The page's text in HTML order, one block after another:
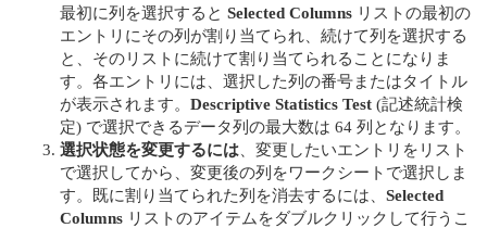
最初に列を選択すると Selected Columns リストの最初の
エントリにその列が割り当てられ、続けて列を選択する
と、そのリストに続けて割り当てられることになりま
す。各エントリには、選択した列の番号またはタイトル
が表示されます。 Descriptive Statistics Test (記述統計検
定) で選択できるデータ列の最大数は 64 列となります。
選択状態を変更するには 、変更したいエントリをリスト
で選択してから、変更後の列をワークシートで選択しま
す。既に割り当てられた列を消去するには、 Selected
Columns リストのアイテムをダブルクリックして行うこ